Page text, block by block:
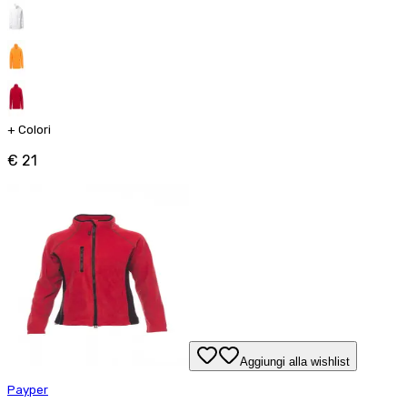
+ Colori
€ 21
Aggiungi alla wishlist
Payper